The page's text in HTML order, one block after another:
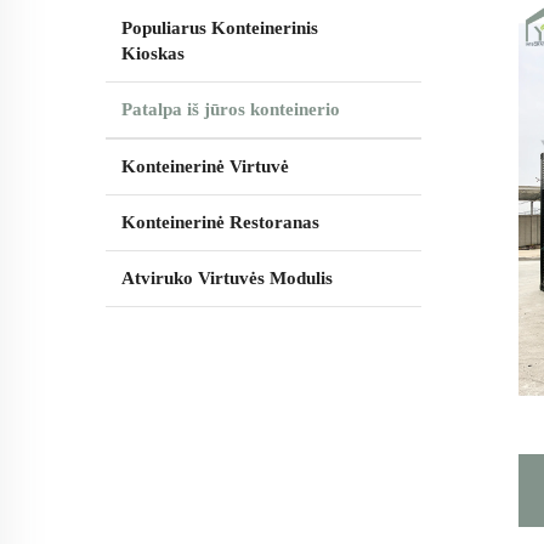
Populiarus Konteinerinis
Kioskas
Patalpa iš jūros konteinerio
Konteinerinė Virtuvė
Konteinerinė Restoranas
Atviruko Virtuvės Modulis